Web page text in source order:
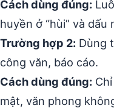
Cách dùng đúng:
huyền ở “hùi” và dấu
Trường hợp 2: Dùng
công văn, báo cáo.
Cách dùng đúng:
mật, văn phong